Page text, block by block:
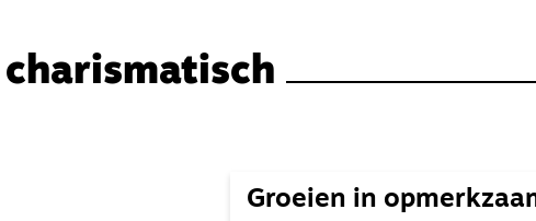
charismatisch
Groeien in